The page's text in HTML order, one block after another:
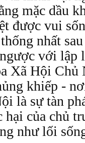
mặc dầu
được vui
nhất
với lập
Xã Hội Chủ
khiếp -
là sự tàn
hại của chủ
như lối